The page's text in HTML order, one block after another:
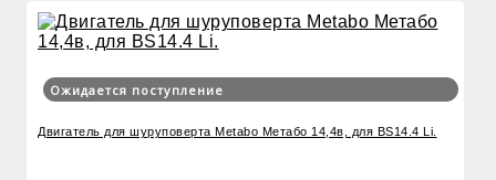
Ожидается поступление
Двигатель для шуруповерта Metabo Метабо 14,4в, для BS14.4 Li.